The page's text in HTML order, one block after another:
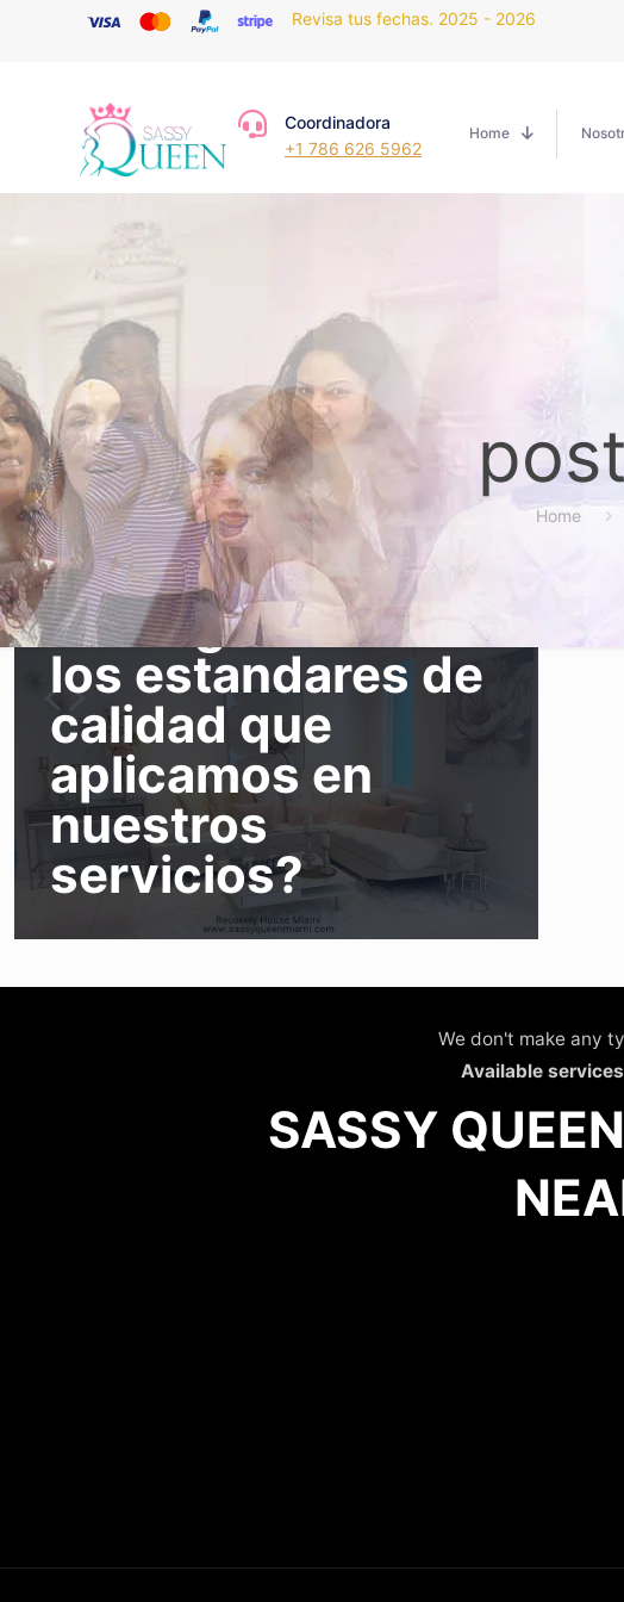
Revisa tus fechas. 2025 - 2026
Coordinadora
+1 786 626 5962
Home
Home
12/11/2023
Sassy Queen
Miami | ¿Cuáles
son algunos de
los estandares de
calidad que
aplicamos en
nuestros
servicios?
We don't make any
Available
SASSY